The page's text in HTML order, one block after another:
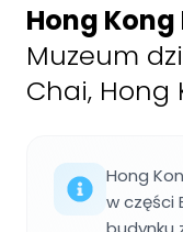
Hong
Muzeum
Chai, Hong
Hong
w części